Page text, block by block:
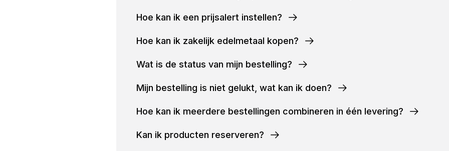
Hoe kan ik een prijsalert instellen?
Hoe kan ik zakelijk edelmetaal kopen?
Wat is de status van mijn bestelling?
Mijn bestelling is niet gelukt, wat kan ik doen?
Hoe kan ik meerdere bestellingen combineren in één levering?
Kan ik producten reserveren?